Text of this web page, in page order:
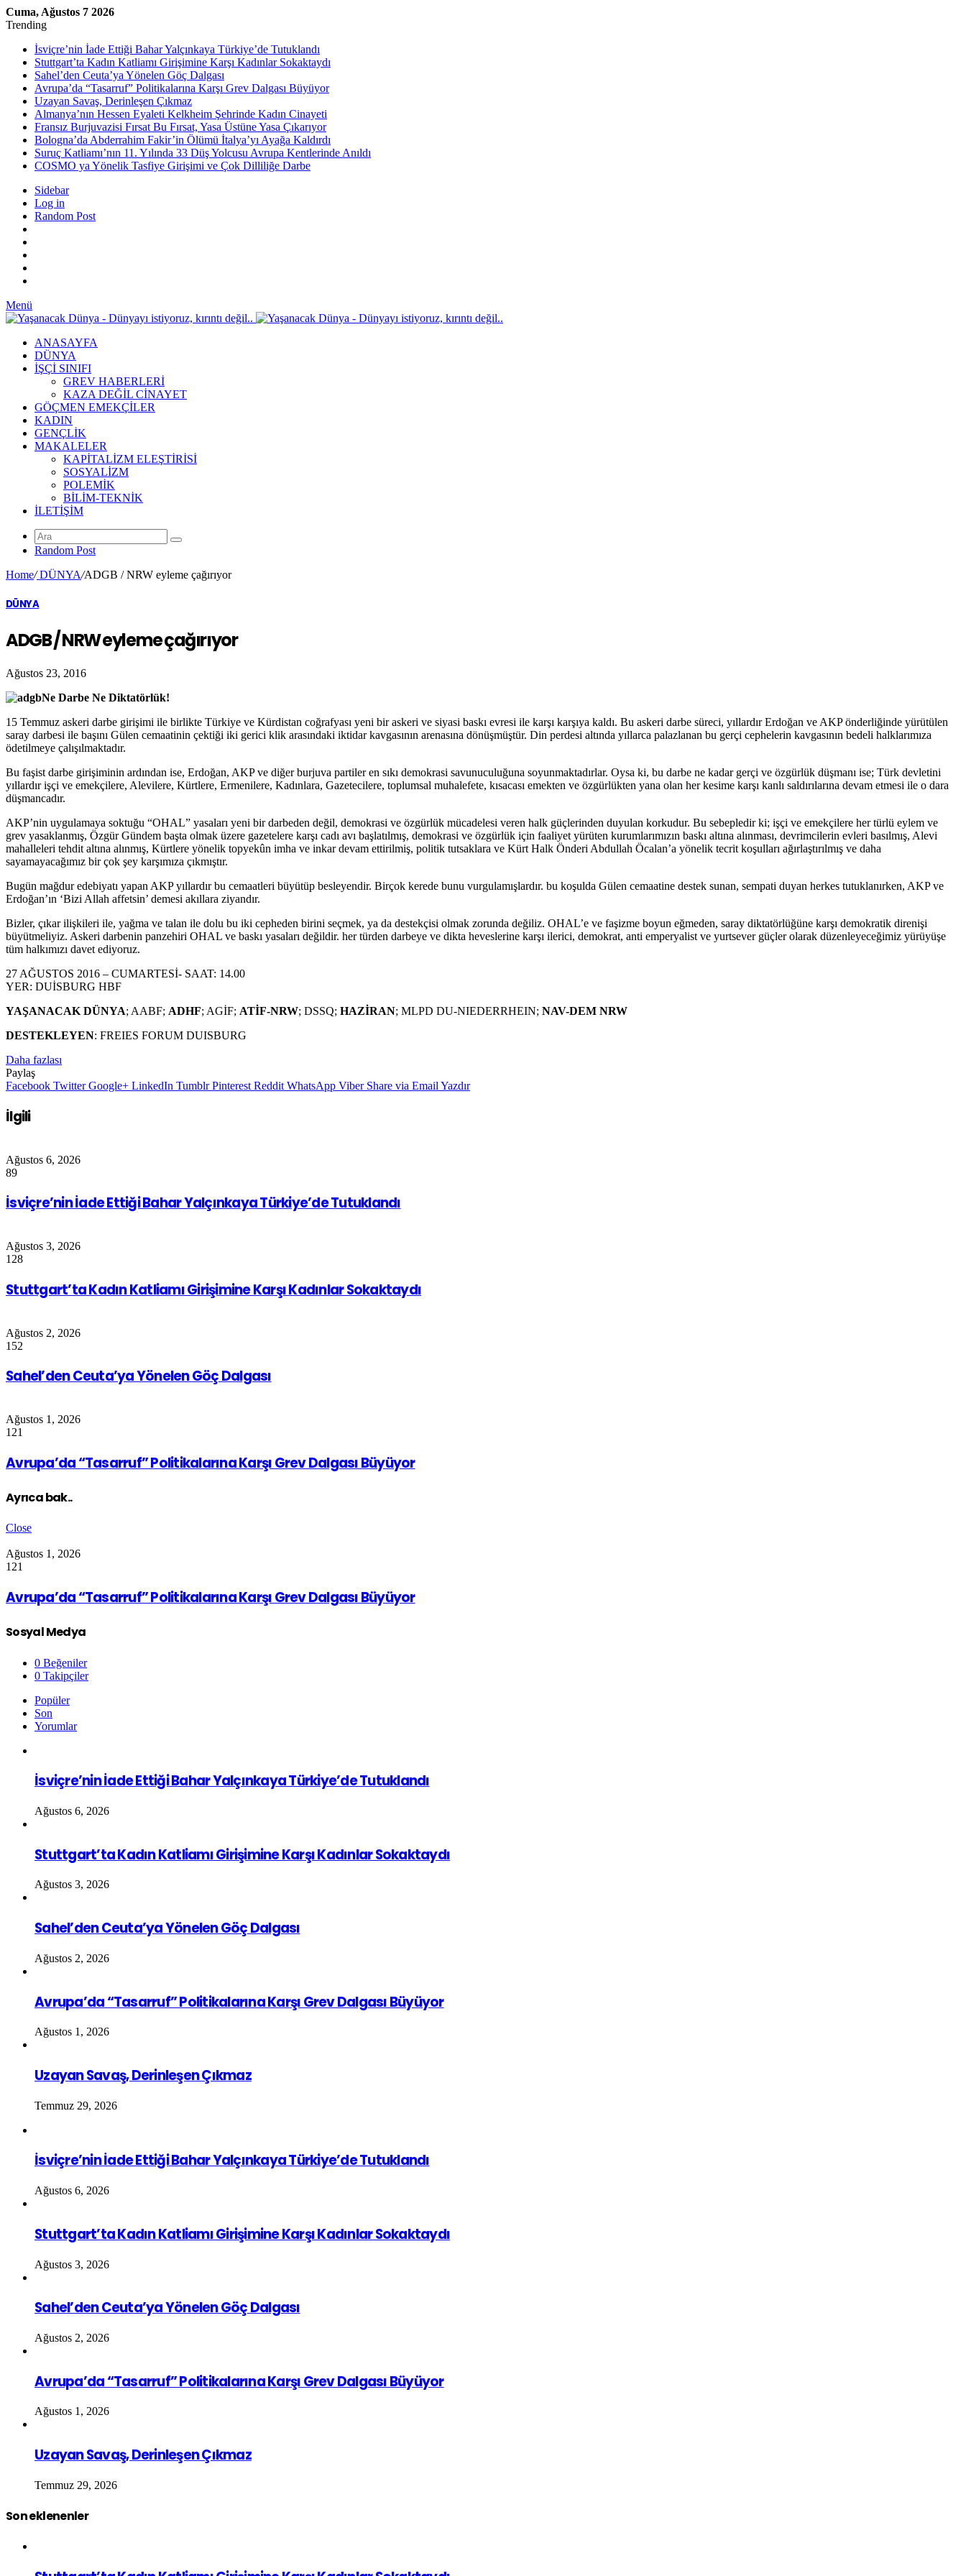
Cuma, Ağustos 7 2026
Trending
İsviçre’nin İade Ettiği Bahar Yalçınkaya Türkiye’de Tutuklandı
Stuttgart’ta Kadın Katliamı Girişimine Karşı Kadınlar Sokaktaydı
Sahel’den Ceuta’ya Yönelen Göç Dalgası
Avrupa’da “Tasarruf” Politikalarına Karşı Grev Dalgası Büyüyor
Uzayan Savaş, Derinleşen Çıkmaz
Almanya’nın Hessen Eyaleti Kelkheim Şehrinde Kadın Cinayeti
Fransız Burjuvazisi Fırsat Bu Fırsat, Yasa Üstüne Yasa Çıkarıyor
Bologna’da Abderrahim Fakir’in Ölümü İtalya’yı Ayağa Kaldırdı
Suruç Katliamı’nın 11. Yılında 33 Düş Yolcusu Avrupa Kentlerinde Anıldı
COSMO ya Yönelik Tasfiye Girişimi ve Çok Dilliliğe Darbe
Sidebar
Log in
Random Post
Menü
ANASAYFA
DÜNYA
İŞÇİ SINIFI
GREV HABERLERİ
KAZA DEĞİL CİNAYET
GÖÇMEN EMEKÇİLER
KADIN
GENÇLİK
MAKALELER
KAPİTALİZM ELEŞTİRİSİ
SOSYALİZM
POLEMİK
BİLİM-TEKNİK
ILETIŞIM
Random Post
Home/DÜNYA/ADGB / NRW eyleme çağırıyor
DÜNYA
ADGB / NRW eyleme çağırıyor
Ağustos 23, 2016
Ne Darbe Ne Diktatörlük!
15 Temmuz askeri darbe girişimi ile birlikte Türkiye ve Kürdistan coğrafyası yeni bir askeri ve siyasi baskı evresi ile karşı karşıya kaldı. Bu askeri darbe süreci, yıllardır Erdoğan ve AKP önderliğinde yürütülen
saray darbesi ile başını Gülen cemaatinin çektiği iki gerici klik arasındaki iktidar kavgasının arenasına dönüşmüştür. Din perdesi altında yıllarca palazlanan bu gerçi cephelerin kavgasının bedeli halklarımıza
ödetilmeye çalışılmaktadır.
Bu faşist darbe girişiminin ardından ise, Erdoğan, AKP ve diğer burjuva partiler en sıkı demokrasi savunuculuğuna soyunmaktadırlar. Oysa ki, bu darbe ne kadar gerçi ve özgürlük düşmanı ise; Türk devletini
yıllardır işçi ve emekçilere, Alevilere, Kürtlere, Ermenilere, Kadınlara, Gazetecilere, toplumsal muhalefete, kısacası emekten ve özgürlükten yana olan her kesime karşı kanlı saldırılarına devam etmesi ile o dara
düşmancadır.
AKP’nin uygulamaya soktuğu “OHAL” yasaları yeni bir darbeden değil, demokrasi ve özgürlük mücadelesi veren halk güçlerinden duyulan korkudur. Bu sebepledir ki; işçi ve emekçilere her türlü eylem ve
grev yasaklanmış, Özgür Gündem başta olmak üzere gazetelere karşı cadı avı başlatılmış, demokrasi ve özgürlük için faaliyet yürüten kurumlarımızın baskı altına alınması, devrimcilerin evleri basılmış, Alevi
mahalleleri tehdit altına alınmış, Kürtlere yönelik topyekûn imha ve inkar devam ettirilmiş, politik tutsaklara ve Kürt Halk Önderi Abdullah Öcalan’a yönelik tecrit koşulları ağırlaştırılmış ve daha
sayamayacağımız bir çok şey karşımıza çıkmıştır.
Bugün mağdur edebiyatı yapan AKP yıllardır bu cemaatleri büyütüp besleyendir. Birçok kerede bunu vurgulamışlardır. bu koşulda Gülen cemaatine destek sunan, sempati duyan herkes tutuklanırken, AKP ve
Erdoğan’ın ‘Bizi Allah affetsin’ demesi akıllara ziyandır.
Bizler, çıkar ilişkileri ile, yağma ve talan ile dolu bu iki cepheden birini seçmek, ya da destekçisi olmak zorunda değiliz. OHAL’e ve faşizme boyun eğmeden, saray diktatörlüğüne karşı demokratik direnişi
büyütmeliyiz. Askeri darbenin panzehiri OHAL ve baskı yasaları değildir. her türden darbeye ve dikta heveslerine karşı ilerici, demokrat, anti emperyalist ve yurtsever güçler olarak düzenleyeceğimiz yürüyüşe
tüm halkımızı davet ediyoruz.
27 AĞUSTOS 2016 – CUMARTESİ- SAAT: 14.00
YER: DUİSBURG HBF
YAŞANACAK DÜNYA; AABF; ADHF; AGİF; ATİF-NRW; DSSQ; HAZİRAN; MLPD DU-NIEDERRHEIN; NAV-DEM NRW
DESTEKLEYEN: FREIES FORUM DUISBURG
Daha fazlası
Paylaş
Facebook Twitter Google+ LinkedIn Tumblr Pinterest Reddit WhatsApp Viber Share via Email Yazdır
İlgili
Ağustos 6, 2026
89
İsviçre’nin İade Ettiği Bahar Yalçınkaya Türkiye’de Tutuklandı
Ağustos 3, 2026
128
Stuttgart’ta Kadın Katliamı Girişimine Karşı Kadınlar Sokaktaydı
Ağustos 2, 2026
152
Sahel’den Ceuta’ya Yönelen Göç Dalgası
Ağustos 1, 2026
121
Avrupa’da “Tasarruf” Politikalarına Karşı Grev Dalgası Büyüyor
Ayrıca bak..
Close
Ağustos 1, 2026
121
Avrupa’da “Tasarruf” Politikalarına Karşı Grev Dalgası Büyüyor
Sosyal Medya
0 Beğeniler
0 Takipçiler
Popüler
Son
Yorumlar
İsviçre’nin İade Ettiği Bahar Yalçınkaya Türkiye’de Tutuklandı
Ağustos 6, 2026
Stuttgart’ta Kadın Katliamı Girişimine Karşı Kadınlar Sokaktaydı
Ağustos 3, 2026
Sahel’den Ceuta’ya Yönelen Göç Dalgası
Ağustos 2, 2026
Avrupa’da “Tasarruf” Politikalarına Karşı Grev Dalgası Büyüyor
Ağustos 1, 2026
Uzayan Savaş, Derinleşen Çıkmaz
Temmuz 29, 2026
İsviçre’nin İade Ettiği Bahar Yalçınkaya Türkiye’de Tutuklandı
Ağustos 6, 2026
Stuttgart’ta Kadın Katliamı Girişimine Karşı Kadınlar Sokaktaydı
Ağustos 3, 2026
Sahel’den Ceuta’ya Yönelen Göç Dalgası
Ağustos 2, 2026
Avrupa’da “Tasarruf” Politikalarına Karşı Grev Dalgası Büyüyor
Ağustos 1, 2026
Uzayan Savaş, Derinleşen Çıkmaz
Temmuz 29, 2026
Son eklenenler